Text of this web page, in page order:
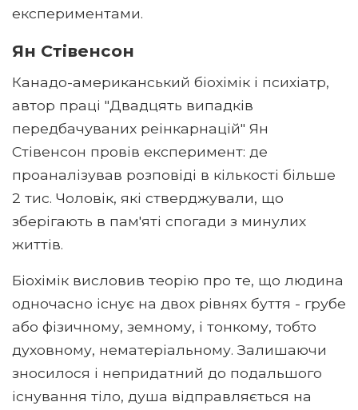
експериментами.
Ян Стівенсон
Канадо-американський біохімік і психіатр,
автор праці "Двадцять випадків
передбачуваних реінкарнацій" Ян
Стівенсон провів експеримент: де
проаналізував розповіді в кількості більше
2 тис. Чоловік, які стверджували, що
зберігають в пам'яті спогади з минулих
життів.
Біохімік висловив теорію про те, що людина
одночасно існує на двох рівнях буття - грубе
або фізичному, земному, і тонкому, тобто
духовному, нематеріальному. Залишаючи
зносилося і непридатний до подальшого
існування тіло, душа відправляється на